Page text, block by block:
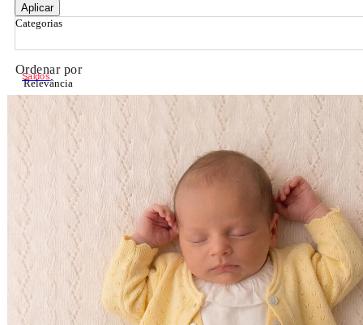
Aplicar
Categorias
Ordenar por
Relevância
Relevância
Preço Crescente
Preço Decrescente
Nome do Produto A - Z
Nome do Produto Z - A
Filtrar & Ordenar
Saldos